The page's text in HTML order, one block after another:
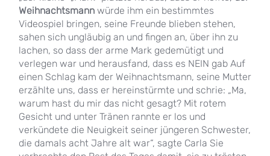
Weihnachtsmann würde ihm ein bestimmtes
Videospiel bringen, seine Freunde blieben stehen,
sahen sich ungläubig an und fingen an, über ihn zu
lachen, so dass der arme Mark gedemütigt und
verlegen war und herausfand, dass es NEIN gab Auf
einen Schlag kam der Weihnachtsmann, seine Mutter
erzählte uns, dass er hereinstürmte und schrie: „Ma,
warum hast du mir das nicht gesagt? Mit rotem
Gesicht und unter Tränen rannte er los und
verkündete die Neuigkeit seiner jüngeren Schwester,
die damals acht Jahre alt war“, sagte Carla Sie